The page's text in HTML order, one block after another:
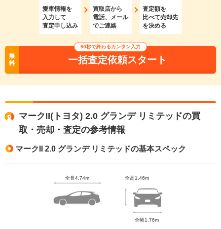
愛車情報を
入力して
査定申し込み
買取店から
電話、メール
でご連絡
査定額を
比べて売却先
を決める
無
料
90秒で終わるカンタン入力
一括査定依頼スタート
マークII(トヨタ) 2.0 グランデ リミテッドの買
取・売却・査定の参考情報
マークII 2.0 グランデ リミテッドの基本スペック
全長4.74m 全高1.46m
全幅1.76m